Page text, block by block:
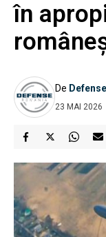
în
De
23 MAI 2026